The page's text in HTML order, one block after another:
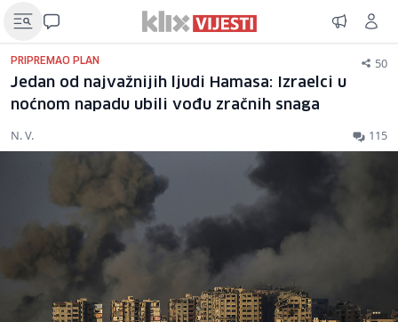
PRIPREMAO PLAN 50
Jedan od najvažnijih ljudi Hamasa: Izraelci u
noćnom napadu ubili vođu zračnih snaga
N. V. 115